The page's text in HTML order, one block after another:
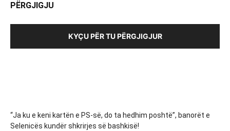
PËRGJIGJU
KYÇU PËR TU PËRGJIGJUR
“Ja ku e keni kartën e PS-së, do ta hedhim poshtë”, banorët e
Selenicës kundër shkrirjes së bashkisë!